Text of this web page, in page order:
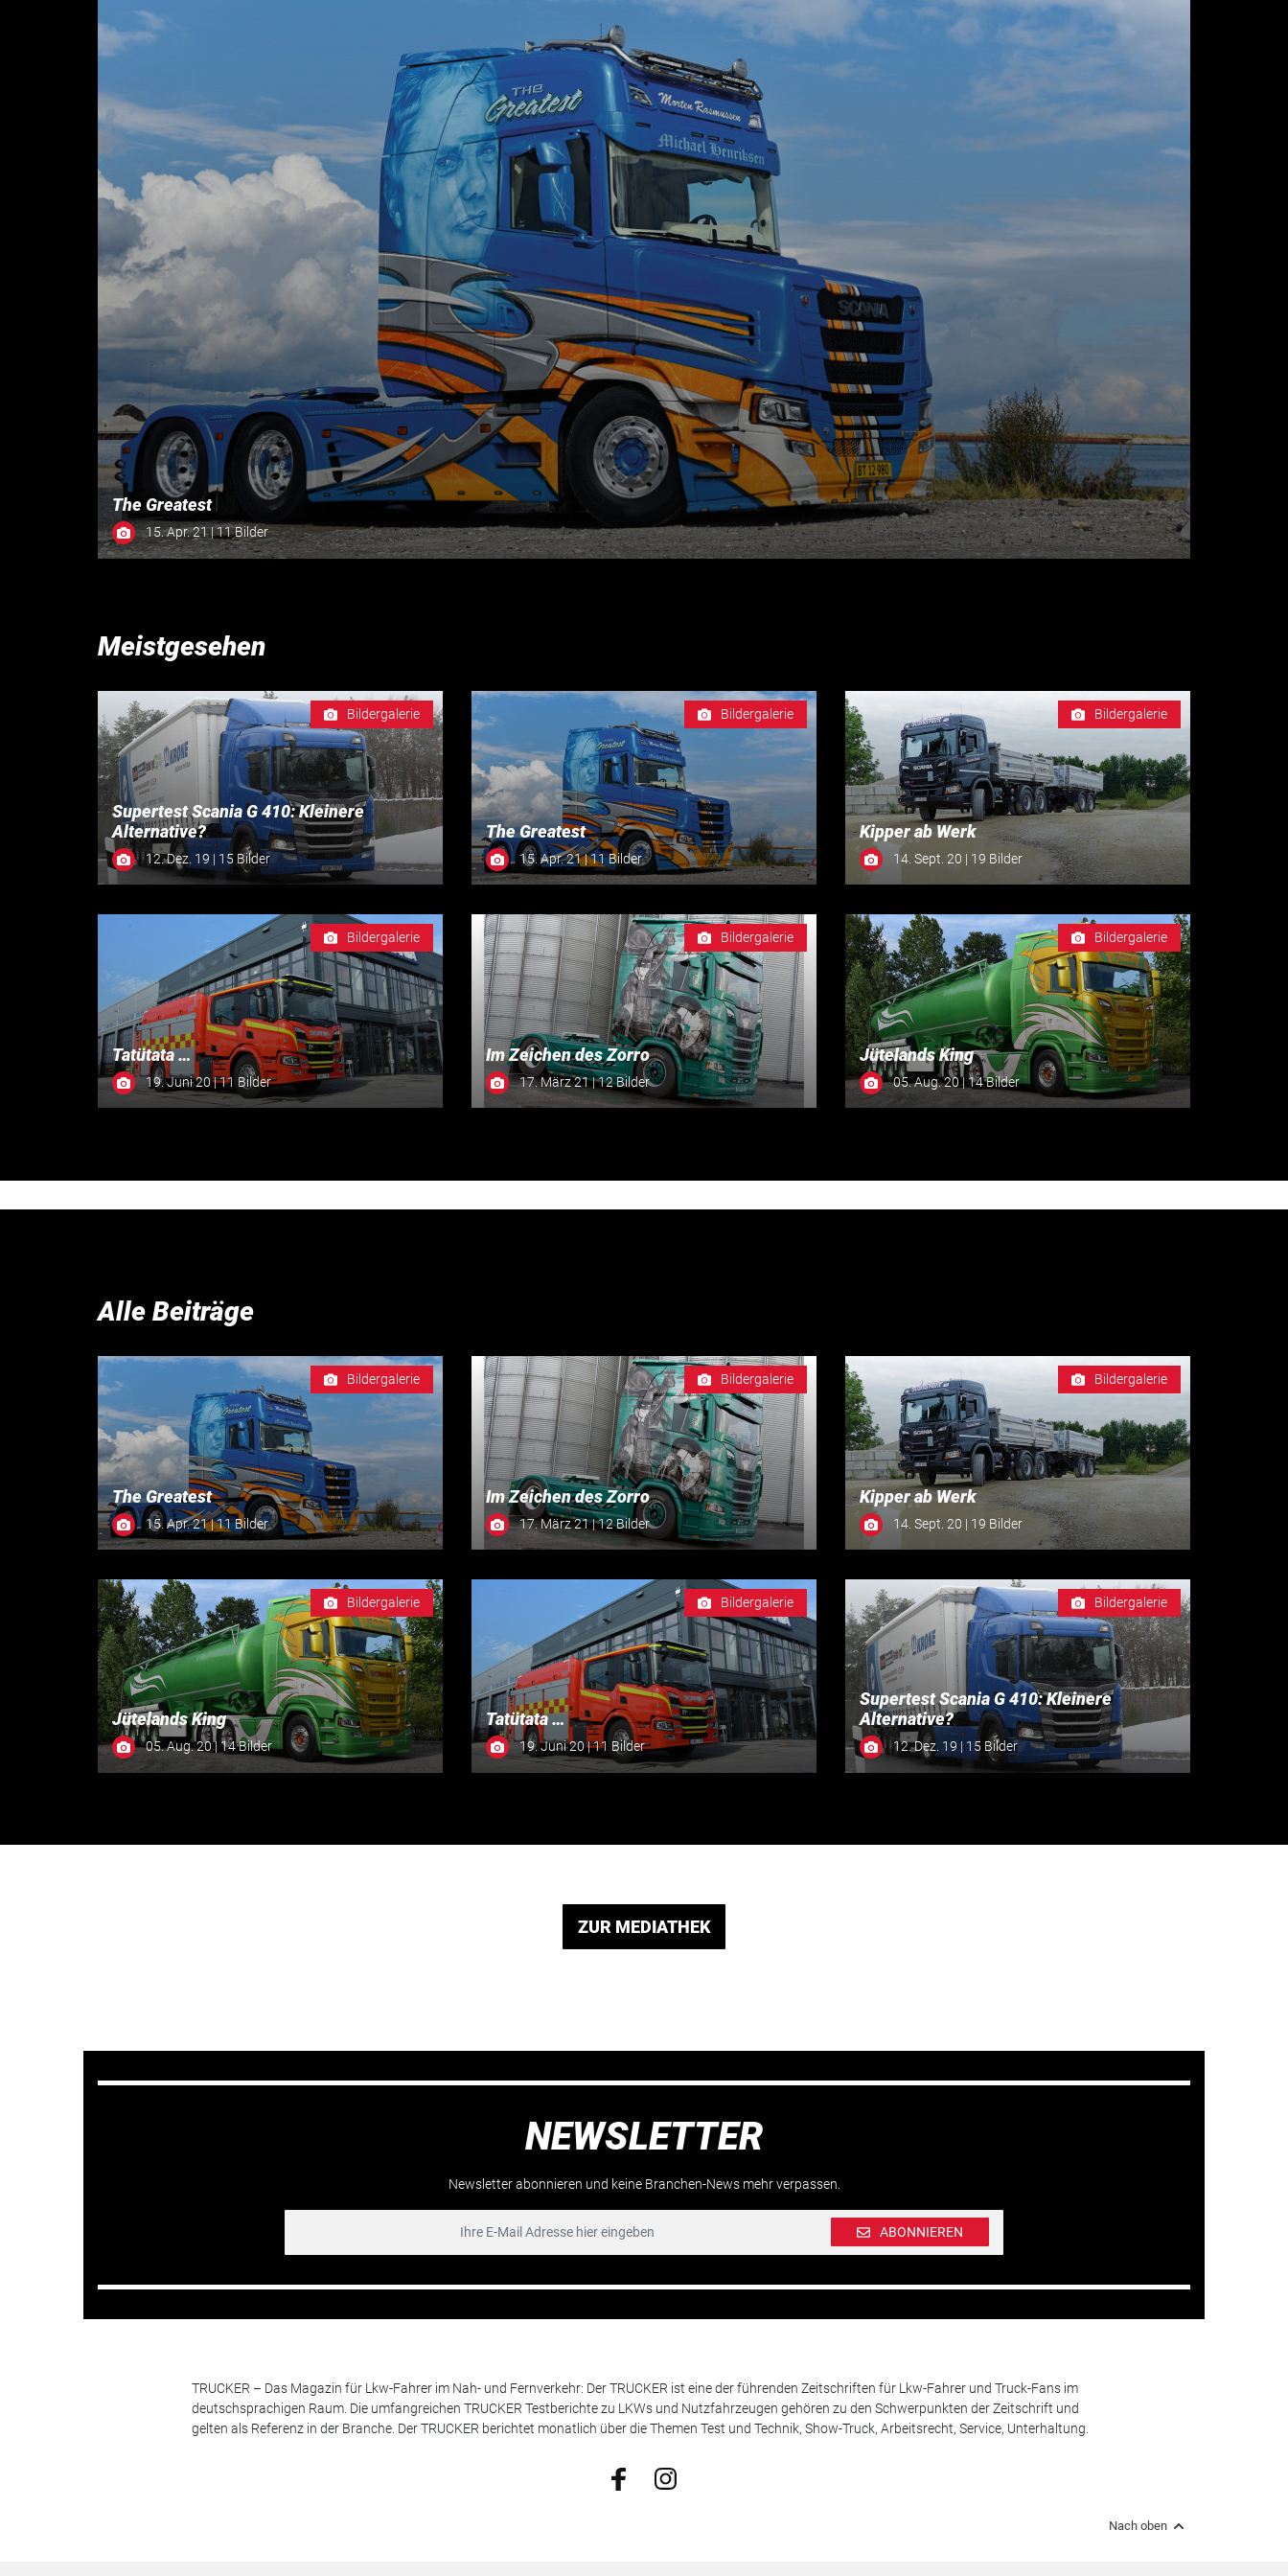
The Greatest
15. Apr. 21 | 11 Bilder
Meistgesehen
Bildergalerie
Supertest Scania G 410: Kleinere
Alternative?
12. Dez. 19 | 15 Bilder
Bildergalerie
The Greatest
15. Apr. 21 | 11 Bilder
Bildergalerie
Kipper ab Werk
14. Sept. 20 | 19 Bilder
Bildergalerie
Tatütata …
19. Juni 20 | 11 Bilder
Bildergalerie
Im Zeichen des Zorro
17. März 21 | 12 Bilder
Bildergalerie
Jütelands King
05. Aug. 20 | 14 Bilder
Alle Beiträge
Bildergalerie
The Greatest
15. Apr. 21 | 11 Bilder
Bildergalerie
Im Zeichen des Zorro
17. März 21 | 12 Bilder
Bildergalerie
Kipper ab Werk
14. Sept. 20 | 19 Bilder
Bildergalerie
Jütelands King
05. Aug. 20 | 14 Bilder
Bildergalerie
Tatütata …
19. Juni 20 | 11 Bilder
Bildergalerie
Supertest Scania G 410: Kleinere
Alternative?
12. Dez. 19 | 15 Bilder
ZUR MEDIATHEK
NEWSLETTER
Newsletter abonnieren und keine Branchen-News mehr verpassen.
ABONNIEREN
TRUCKER – Das Magazin für Lkw-Fahrer im Nah- und Fernverkehr: Der TRUCKER ist eine der führenden Zeitschriften für Lkw-Fahrer und Truck-Fans im
deutschsprachigen Raum. Die umfangreichen TRUCKER Testberichte zu LKWs und Nutzfahrzeugen gehören zu den Schwerpunkten der Zeitschrift und
gelten als Referenz in der Branche. Der TRUCKER berichtet monatlich über die Themen Test und Technik, Show-Truck, Arbeitsrecht, Service, Unterhaltung.
Nach oben